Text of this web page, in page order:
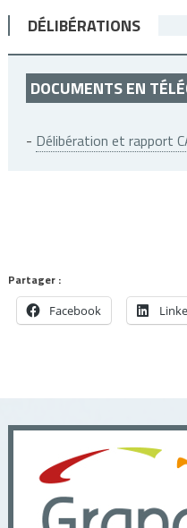
DÉLIBÉRATIONS
DOCUMENTS EN
- Délibération et rapport
Partager :
Facebook